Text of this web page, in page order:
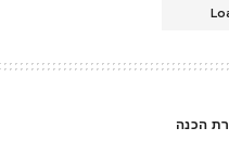
הכנה